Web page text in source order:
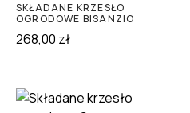
SKŁADANE KRZESŁO
OGRODOWE BISANZIO
268,00 zł